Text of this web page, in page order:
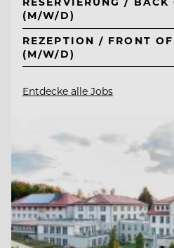
(M/W/D)
REZEPTION / FRONT
(M/W/D)
Entdecke alle Jobs